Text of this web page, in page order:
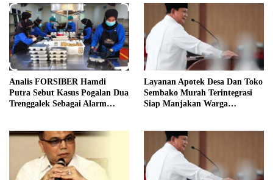
Analis FORSIBER Hamdi
Putra Sebut Kasus Pogalan Dua
Trenggalek Sebagai Alarm
Layanan Apotek Desa Dan Toko
Sembako Murah Terintegrasi
Siap Manjakan Warga